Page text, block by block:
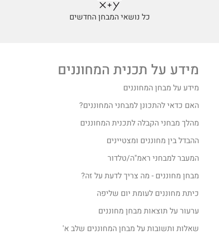
כל נושאי המבחן החדשים
מידע על תכנית המחוננים
מידע על מבחן המחוננים
האם כדאי להתכונן למבחני המחוננים?
מהלך מבחני הקבלה לתכנית המחוננים
ההבדל בין מחוננים ומצטיינים
המעבר למבחני ראמ"ה/טלדור
מבחן מחוננים - מה צריך לדעת על זה?
כיתת מחוננים לעומת יום שליפה
ערעור על תוצאות מבחן מחוננים
שאלות ותשובות על מבחן המחוננים שלב א'